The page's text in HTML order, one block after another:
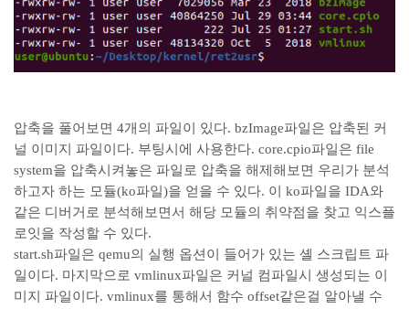
압축을 풀어보면 4개의 파일이 있다. bzImage파일은 압축된 커
널 이미지 파일이다. 부팅시에 사용한다. core.cpio파일은 file
system을 압축시켜놓은 파일로 압축을 해제해보면 우리가 분석
하고자 하는 모듈(ko파일)을 얻을 수 있다. 이 ko파일을 IDA와
같은 디버거로 분석해보면서 해당 모듈의 취약점을 찾고 익스플
로잇을 작성할 수 있다.
start.sh파일은 qemu의 실행 옵션이 들어가 있는 셸 스크립트 파
일이다. 마지막으로 vmlinux파일은 커널 컴파일시 생성되는 이
미지 파일이다. vmlinux를 통해서 함수 offset같은걸 알아낼 수